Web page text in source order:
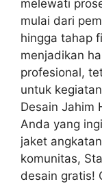
melewati
mulai dari
hingga tahap
menjadikan
profesional,
untuk
Desain Jahim
Anda yang
jaket
komunitas,
desain gratis!